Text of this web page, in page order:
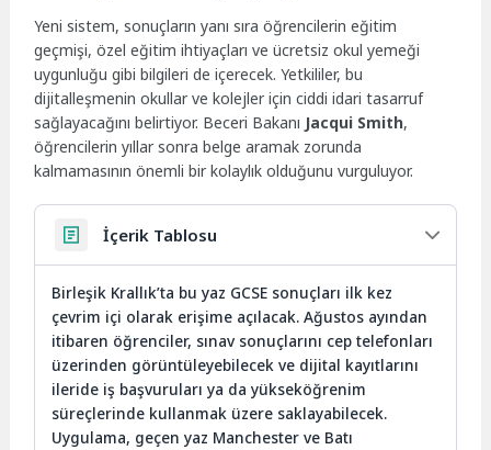
Yeni sistem, sonuçların yanı sıra öğrencilerin eğitim
geçmişi, özel eğitim ihtiyaçları ve ücretsiz okul yemeği
uygunluğu gibi bilgileri de içerecek. Yetkililer, bu
dijitalleşmenin okullar ve kolejler için ciddi idari tasarruf
sağlayacağını belirtiyor. Beceri Bakanı Jacqui Smith,
öğrencilerin yıllar sonra belge aramak zorunda
kalmamasının önemli bir kolaylık olduğunu vurguluyor.
İçerik Tablosu
Birleşik Krallık’ta bu yaz GCSE sonuçları ilk kez
çevrim içi olarak erişime açılacak. Ağustos ayından
itibaren öğrenciler, sınav sonuçlarını cep telefonları
üzerinden görüntüleyebilecek ve dijital kayıtlarını
ileride iş başvuruları ya da yükseköğrenim
süreçlerinde kullanmak üzere saklayabilecek.
Uygulama, geçen yaz Manchester ve Batı